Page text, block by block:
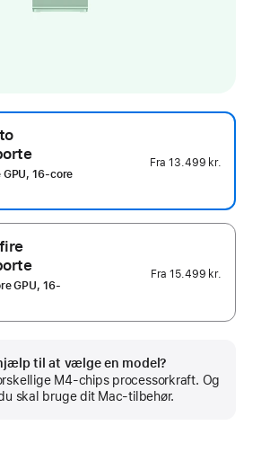
16-core
Fra13.499 kr.
GPU, 16-
Fra15.499 kr.
til at vælge en model?
M4-chips processorkraft. Og
skal bruge dit Mac-tilbehør.